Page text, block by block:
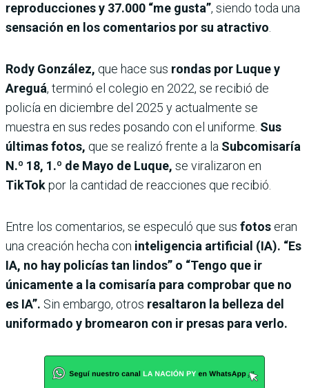
reproducciones y 37.000 “me gusta”, siendo toda una
sensación en los comentarios por su atractivo.
Rody González, que hace sus rondas por Luque y
Areguá, terminó el colegio en 2022, se recibió de
policía en diciembre del 2025 y actualmente se
muestra en sus redes posando con el uniforme. Sus
últimas fotos, que se realizó frente a la Subcomisaría
N.º 18, 1.º de Mayo de Luque, se viralizaron en
TikTokpor la cantidad de reacciones que recibió.
Entre los comentarios, se especuló que sus fotos eran
una creación hecha con inteligencia artificial (IA). “Es
IA, no hay policías tan lindos” o “Tengo que ir
únicamente a la comisaría para comprobar que no
es IA”. Sin embargo, otros resaltaron la belleza del
uniformado y bromearon con ir presas para verlo.